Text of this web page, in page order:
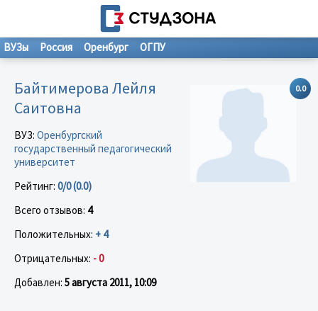
ВУЗы Россия Оренбург ОГПУ
0.0
Байтимерова Лейля
Саитовна
ВУЗ: Оренбургский
государственный педагогический
университет
Рейтинг: 0/0 (0.0)
Всего отзывов: 4
Положительных: + 4
Отрицательных: - 0
Добавлен: 5 августа 2011, 10:09